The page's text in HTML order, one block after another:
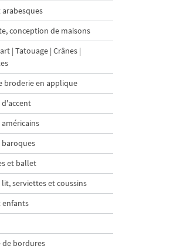
arabesques
conception de maisons
| Tatouage | Crânes |
broderie en applique
d'accent
américains
baroques
et ballet
lit, serviettes et coussins
enfants
de bordures